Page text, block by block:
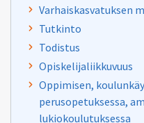
Varhaiskasvatuksen
Tutkinto
Todistus
Opiskelijaliikkuvuus
Oppimisen,
perusopetuksessa,
lukiokoulutuksessa